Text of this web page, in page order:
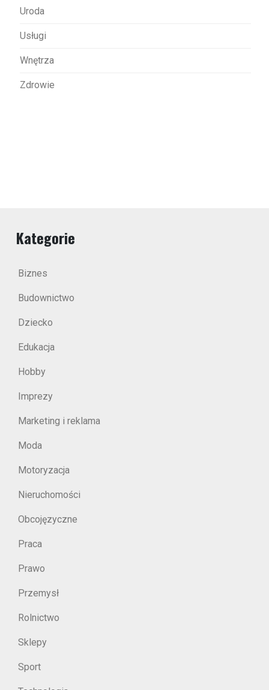
Uroda
Usługi
Wnętrza
Zdrowie
Kategorie
Biznes
Budownictwo
Dziecko
Edukacja
Hobby
Imprezy
Marketing i reklama
Moda
Motoryzacja
Nieruchomości
Obcojęzyczne
Praca
Prawo
Przemysł
Rolnictwo
Sklepy
Sport